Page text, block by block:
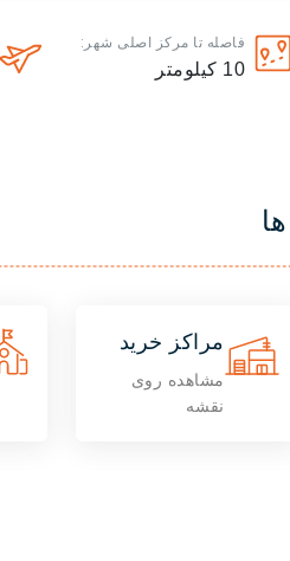
فاصله تا مرکز اصلی شهر:
10 کیلومتر
مراکز خرید
مشاهده روی
نقشه